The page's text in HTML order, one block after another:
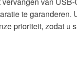
te garanderen.
prioriteit, zodat u